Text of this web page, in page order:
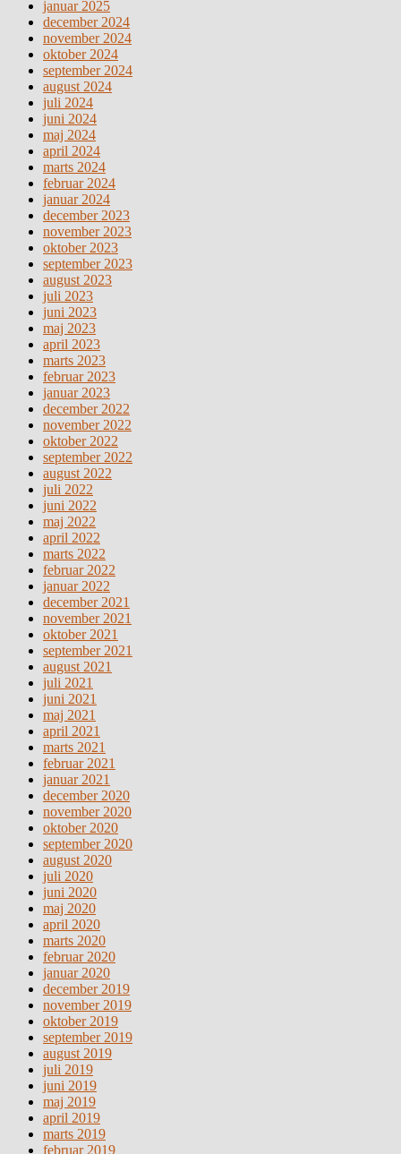
januar 2025
december 2024
november 2024
oktober 2024
september 2024
august 2024
juli 2024
juni 2024
maj 2024
april 2024
marts 2024
februar 2024
januar 2024
december 2023
november 2023
oktober 2023
september 2023
august 2023
juli 2023
juni 2023
maj 2023
april 2023
marts 2023
februar 2023
januar 2023
december 2022
november 2022
oktober 2022
september 2022
august 2022
juli 2022
juni 2022
maj 2022
april 2022
marts 2022
februar 2022
januar 2022
december 2021
november 2021
oktober 2021
september 2021
august 2021
juli 2021
juni 2021
maj 2021
april 2021
marts 2021
februar 2021
januar 2021
december 2020
november 2020
oktober 2020
september 2020
august 2020
juli 2020
juni 2020
maj 2020
april 2020
marts 2020
februar 2020
januar 2020
december 2019
november 2019
oktober 2019
september 2019
august 2019
juli 2019
juni 2019
maj 2019
april 2019
marts 2019
februar 2019